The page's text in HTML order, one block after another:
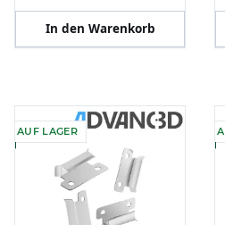
In den Warenkorb
AUF LAGER